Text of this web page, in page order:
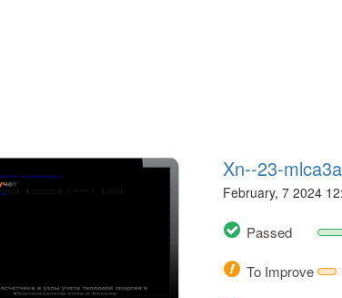
Xn--23-
February, 7 2024
Passed
To Improve